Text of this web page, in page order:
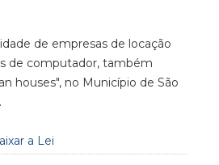
de empresas de locação
de computador, também
houses", no Município de São
a Lei